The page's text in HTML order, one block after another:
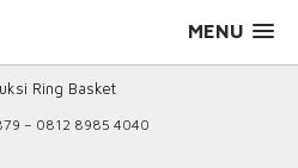
MENU
– 0812 8985 4040